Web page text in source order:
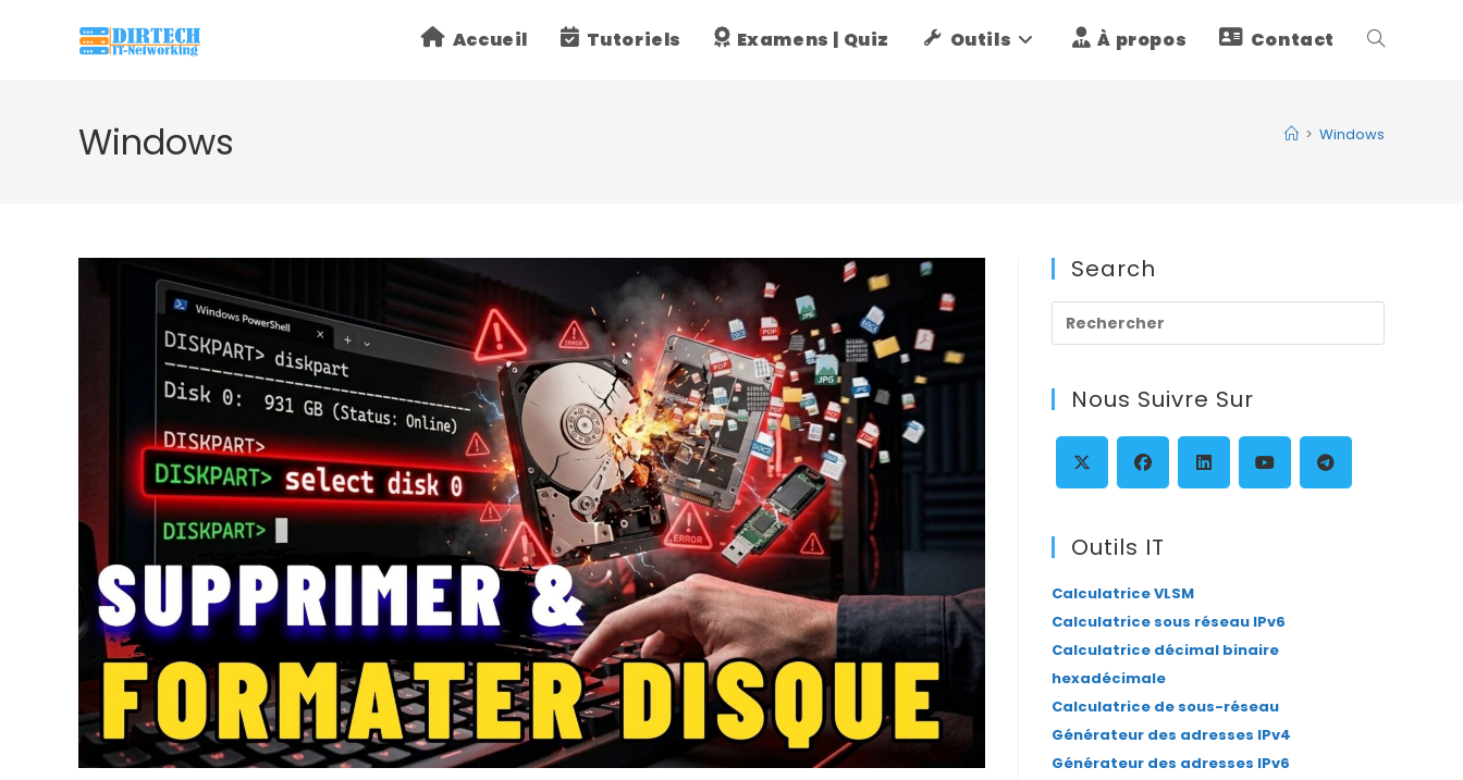
Accueil Tutoriels Examens | Quiz Outils À propos Contact Toggle
Windows > Windows
Search
Escape
Nous Suivre Sur
dans
un
nouvel
onglet
dans
nouvel
onglet
nouvel
onglet onglet
Outils IT
Calculatrice VLSM
Calculatrice sous réseau IPv6
Calculatrice décimal binaire
hexadécimale
Calculatrice de sous-réseau
Générateur des adresses IPv4
Générateur des adresses IPv6